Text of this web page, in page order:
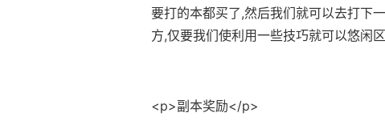
要打的本都买了,然后我们就可以去打下
方,仅要我们使利用一些技巧就可以悠闲
<p>副本奖励</p>